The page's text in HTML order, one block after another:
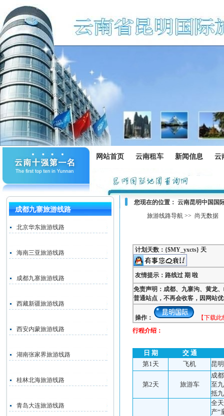
网站首页 云南租车 新闻信息 云
成都九寨旅游线路
北京华东旅游线路
海南三亚旅游线路
成都九寨旅游线路
西藏新疆旅游线路
西安内蒙旅游线路
湖南张家界旅游线路
桂林北海旅游线路
青岛大连旅游线路
您现在的位置： 云南昆明中国国
旅游线路导航 >> 尚无数据
计划天数：{$MY_yxcts} 天
友情提示：路线过 期 啦
免责声明：成都、九寨沟、黄龙
普通站点，不再会收客，因网站
操作：
【下载
行程介绍：
日 期
交 通
第1天
飞机 昆
第2天 旅游车
成
至
抵
全
产“